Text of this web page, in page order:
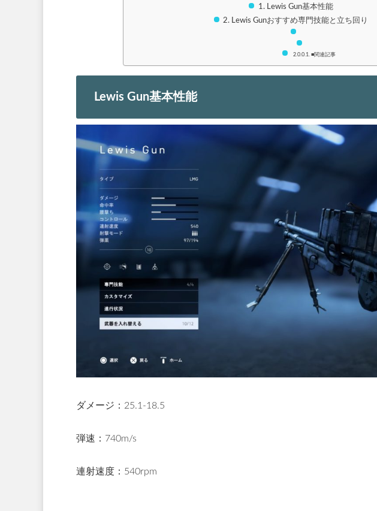
Lewis Gun基本性能
Lewis Gunおすすめ専門技能と立ち回り
■関連記事
Lewis Gun基本性能
ダメージ：25.1-18.5
弾速：740m/s
連射速度： 540rpm